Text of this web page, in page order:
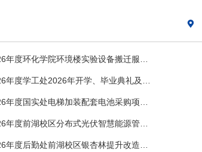
年度环化学院环境楼实验设备搬迁服…
年度学工处2026年开学、毕业典礼及…
年度国实处电梯加装配套电池采购项…
年度前湖校区分布式光伏智慧能源管…
年度后勤处前湖校区银杏林提升改造…